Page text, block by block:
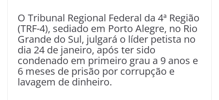
O Tribunal Regional Federal da 4ª Região
(TRF-4), sediado em Porto Alegre, no Rio
Grande do Sul, julgará o líder petista no
dia 24 de janeiro, após ter sido
condenado em primeiro grau a 9 anos e
6 meses de prisão por corrupção e
lavagem de dinheiro.